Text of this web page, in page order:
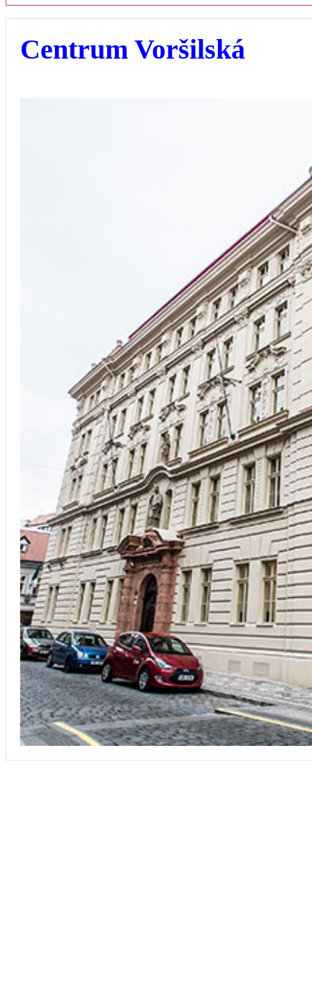
Centrum Voršilská